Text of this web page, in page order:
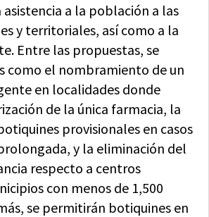
asistencia a la población a las
y territoriales, así como a la
Entre las propuestas, se
como el nombramiento de un
en localidades donde
de la única farmacia, la
provisionales en casos
y la eliminación del
respecto a centros
con menos de 1,500
se permitirán botiquines en